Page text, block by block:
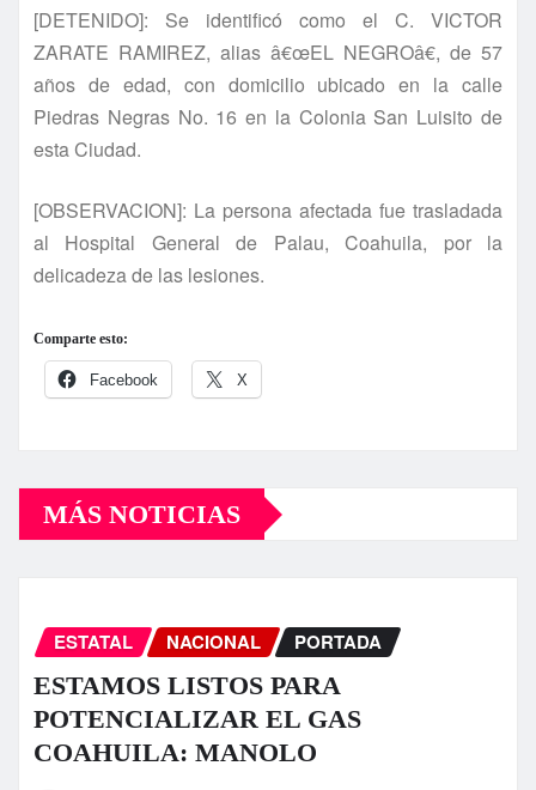
[DETENIDO]: Se identificó como el C. VICTOR
ZARATE RAMIREZ, alias â€œEL NEGROâ€, de 57
años de edad, con domicilio ubicado en la calle
Piedras Negras No. 16 en la Colonia San Luisito de
esta Ciudad.
[OBSERVACION]: La persona afectada fue trasladada
al Hospital General de Palau, Coahuila, por la
delicadeza de las lesiones.
Comparte esto:
Facebook X
MÁS NOTICIAS
ESTATAL NACIONAL PORTADA
ESTAMOS LISTOS PARA
POTENCIALIZAR EL GAS
COAHUILA: MANOLO